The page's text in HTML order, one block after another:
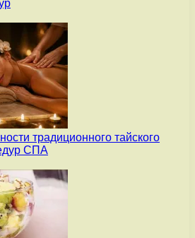
традиционного тайского
СПА